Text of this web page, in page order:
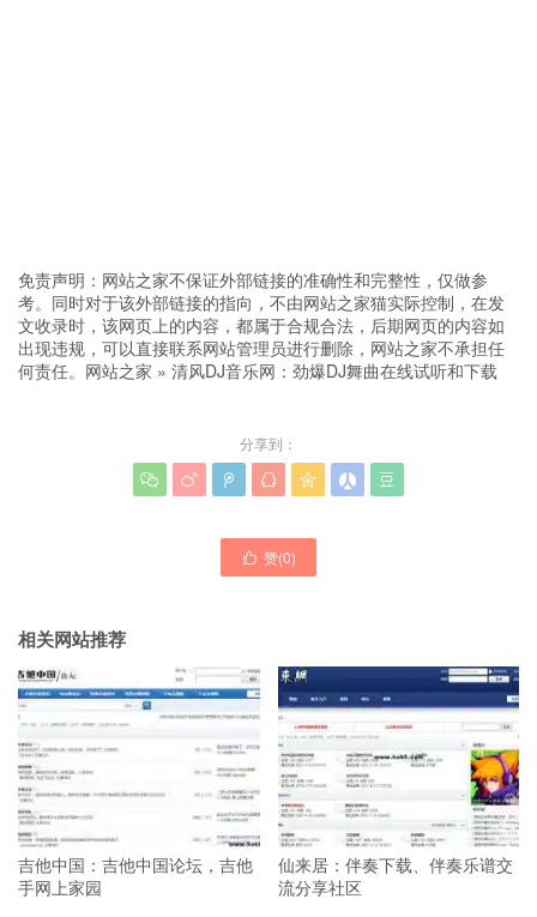
免责声明：网站之家不保证外部链接的准确性和完整性，仅做参
考。同时对于该外部链接的指向，不由网站之家猫实际控制，在发
文收录时，该网页上的内容，都属于合规合法，后期网页的内容如
出现违规，可以直接联系网站管理员进行删除，网站之家不承担任
何责任。 网站之家 » 清风DJ音乐网：劲爆DJ舞曲在线试听和下载
分享到：
      
 赞(0)
相关网站推荐
吉他中国：吉他中国论坛，吉他
手网上家园
仙来居：伴奏下载、伴奏乐谱交
流分享社区